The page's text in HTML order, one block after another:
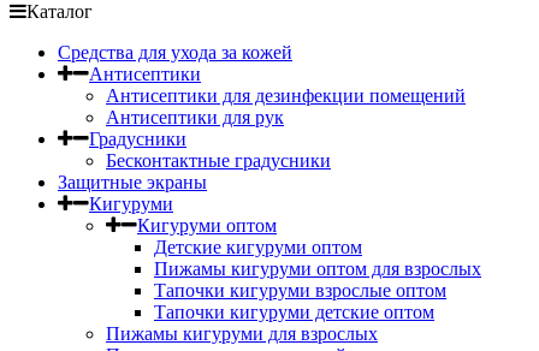
Каталог
Средства для ухода за кожей
Антисептики
Антисептики для дезинфекции помещений
Антисептики для рук
Градусники
Бесконтактные градусники
Защитные экраны
Кигуруми
Кигуруми оптом
Детские кигуруми оптом
Пижамы кигуруми оптом для взрослых
Тапочки кигуруми взрослые оптом
Тапочки кигуруми детские оптом
Пижамы кигуруми для взрослых